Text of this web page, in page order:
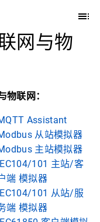
网与物
物联网：
Assistant
从站模拟器
主站模拟器
101 主站/客
端 模拟器
101 从站/服
端 模拟器